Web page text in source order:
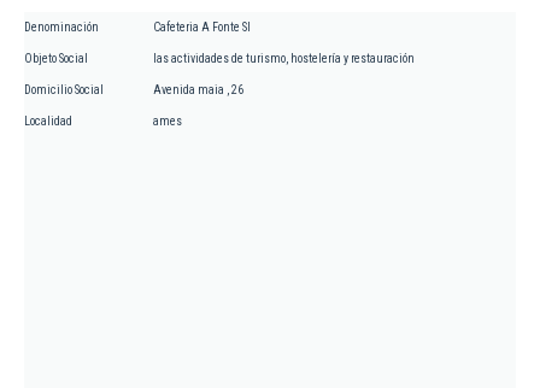
Denominación Cafeteria A Fonte Sl
Objeto Social las actividades de turismo, hostelería y restauración
Domicilio Social Avenida maia , 26
Localidad ames